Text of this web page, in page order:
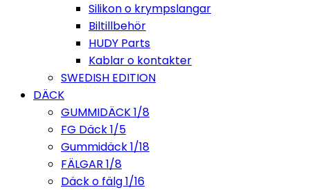
Silikon o krympslangar
Biltillbehör
HUDY Parts
Kablar o kontakter
SWEDISH EDITION
DÄCK
GUMMIDÄCK 1/8
FG Däck 1/5
Gummidäck 1/18
FÄLGAR 1/8
Däck o fälg 1/16